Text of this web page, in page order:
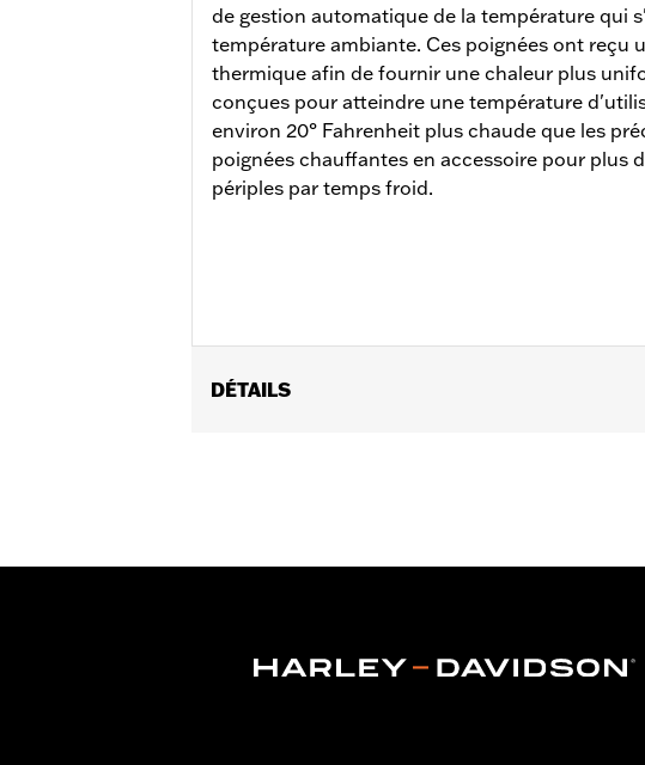
de gestion automatique de la température qui
température ambiante. Ces poignées ont reçu
thermique afin de fournir une chaleur plus
conçues pour atteindre une température
environ 20° Fahrenheit plus chaude que les
poignées chauffantes en accessoire pour plus
périples par temps froid.
DÉTAILS
électrique P/N 69200722. Les modèles Touring
broche P/N 72990-01 (qté 2). Voir les fiches
câblage interne. Les câbles d'alimentation de
pour connaître les exclusions de poignées